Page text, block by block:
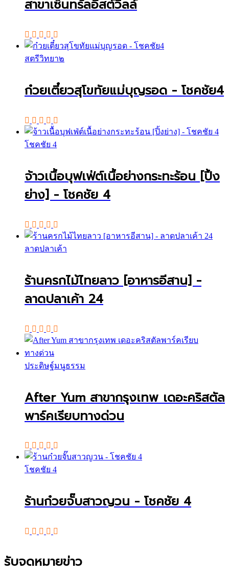
สาขาเซ็นทรัลอีสต์วิลล์
สตรีวิทยา๒
ก๋วยเตี๋ยวสุโขทัยแม่บุญรอด - โชคชัย4
โชคชัย 4
จ้าวเนื้อบุฟเฟ่ต์เนื้อย่างกระทะร้อน [ปิ้ง
ย่าง] - โชคชัย 4
ลาดปลาเค้า
ร้านครกไม้ไทยลาว [อาหารอีสาน] -
ลาดปลาเค้า 24
ประดิษฐ์มนูธรรม
After Yum สาขากรุงเทพ เดอะคริสตัล
พาร์คเรียบทางด่วน
โชคชัย 4
ร้านก๋วยจั๊บสาวญวน - โชคชัย 4
รับจดหมายข่าว